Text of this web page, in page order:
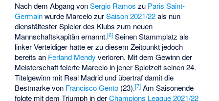
Nach dem Abgang vonSergio Ramos zu Paris Saint-
Germainwurde Marcelo zurSaison 2021/22als nun
dienstältester Spieler des Klubs zum neuen
Mannschaftskapitän ernannt.[6] Seinen Stammplatz als
linker Verteidiger hatte er zu diesem Zeitpunkt jedoch
bereits an Ferland Mendy verloren. Mit dem Gewinn der
Meisterschaft feierte Marcelo in jener Spielzeit seinen 24.
Titelgewinn mit Real Madrid und übertraf damit die
Bestmarke von Francisco Gento (23).[7] Am Saisonende
folgte mit dem Triumph in derChampions League 2021/22